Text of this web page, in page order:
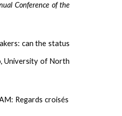
Conference of the
can the status
University of North
Regards croisés